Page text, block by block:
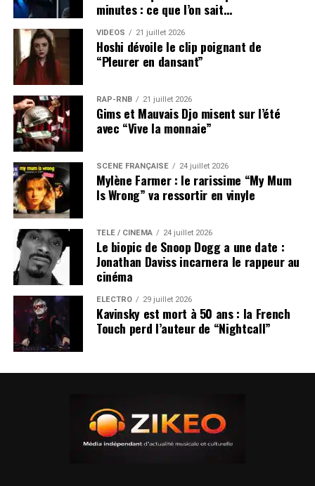
minutes : ce que l’on sait…
VIDEOS 21 juillet 2026
Hoshi dévoile le clip poignant de
“Pleurer en dansant”
RAP-RNB 21 juillet 2026
Gims et Mauvais Djo misent sur l’été
avec “Vive la monnaie”
SCÈNE FRANÇAISE 24 juillet 2026
Mylène Farmer : le rarissime “My Mum
Is Wrong” va ressortir en vinyle
TÉLÉ / CINÉMA 24 juillet 2026
Le biopic de Snoop Dogg a une date :
Jonathan Daviss incarnera le rappeur au
cinéma
ÉLECTRO 29 juillet 2026
Kavinsky est mort à 50 ans : la French
Touch perd l’auteur de “Nightcall”